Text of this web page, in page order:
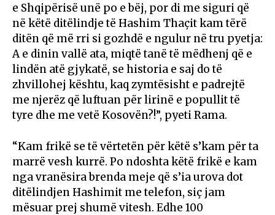
e Shqipërisë unë po e bëj, por di me siguri që
në këtë ditëlindje të Hashim Thaçit kam tërë
ditën që më rri si gozhdë e ngulur në tru pyetja:
A e dinin vallë ata, miqtë tanë të mëdhenj që e
lindën atë gjykatë, se historia e saj do të
zhvillohej kështu, kaq zymtësisht e padrejtë
me njerëz që luftuan për lirinë e popullit të
tyre dhe me vetë Kosovën?!”, pyeti Rama.
“Kam frikë se të vërtetën për këtë s’kam për ta
marrë vesh kurrë. Po ndoshta këtë frikë e kam
nga vranësira brenda meje që s’ia urova dot
ditëlindjen Hashimit me telefon, siç jam
mësuar prej shumë vitesh. Edhe 100